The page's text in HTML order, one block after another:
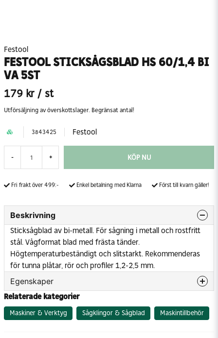
Festool
FESTOOL STICKSÅGSBLAD HS 60/1,4 BI
VA 5ST
179 kr / st
Utförsäljning av överskottslager. Begränsat antal!
3843425 Festool
- + KÖP NU
Fri frakt över 499:- Enkel betalning med Klarna Först till kvarn gäller!
Beskrivning
Sticksågblad av bi-metall. För sågning i metall och rostfritt
stål. Vågformat blad med frästa tänder.
Högtemperaturbeständigt och slitstarkt. Rekommenderas
för tunna plåtar, rör och profiler 1,2-2,5 mm.
Egenskaper
Tandavstånd
Skärlängd
60 mm
Relaterade kategorier
Maskiner & Verktyg Sågklingor & Sågblad Maskintillbehör